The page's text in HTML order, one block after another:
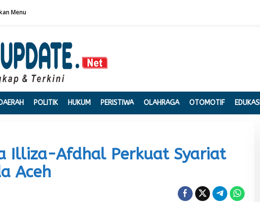
Menu
DAERAH POLITIK HUKUM PERISTIWA OLAHRAGA OTOMOTIF EDUKASI
Illiza-Afdhal Perkuat Syariat
Aceh